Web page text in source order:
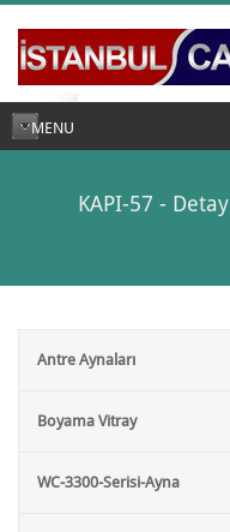
MENU
KAPI-57 - Detay
Antre Aynaları
Boyama Vitray
WC-3300-Serisi-Ayna